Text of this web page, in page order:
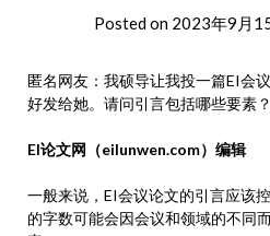
Posted on 2023年9月
匿名网友：我硕导让我投一篇EI会
好发给她。请问引言包括哪些要素
EI论文网（eilunwen.com）编辑
一般来说，EI会议论文的引言应该
的字数可能会因会议和领域的不同